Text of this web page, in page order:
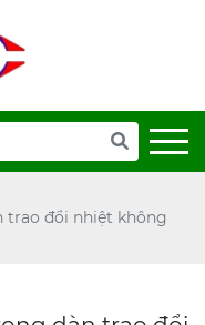
trao đổi nhiệt không